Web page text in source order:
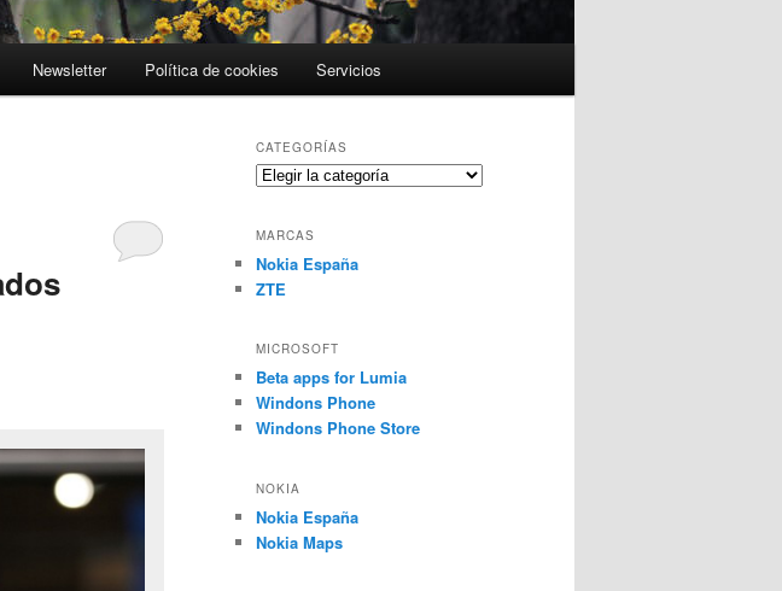
Newsletter Política de cookies Servicios
CATEGORÍAS
Categorías
MARCAS
Nokia España
ZTE
MICROSOFT
Beta apps for Lumia
Windons Phone
Windons Phone Store
NOKIA
Nokia España
Nokia Maps